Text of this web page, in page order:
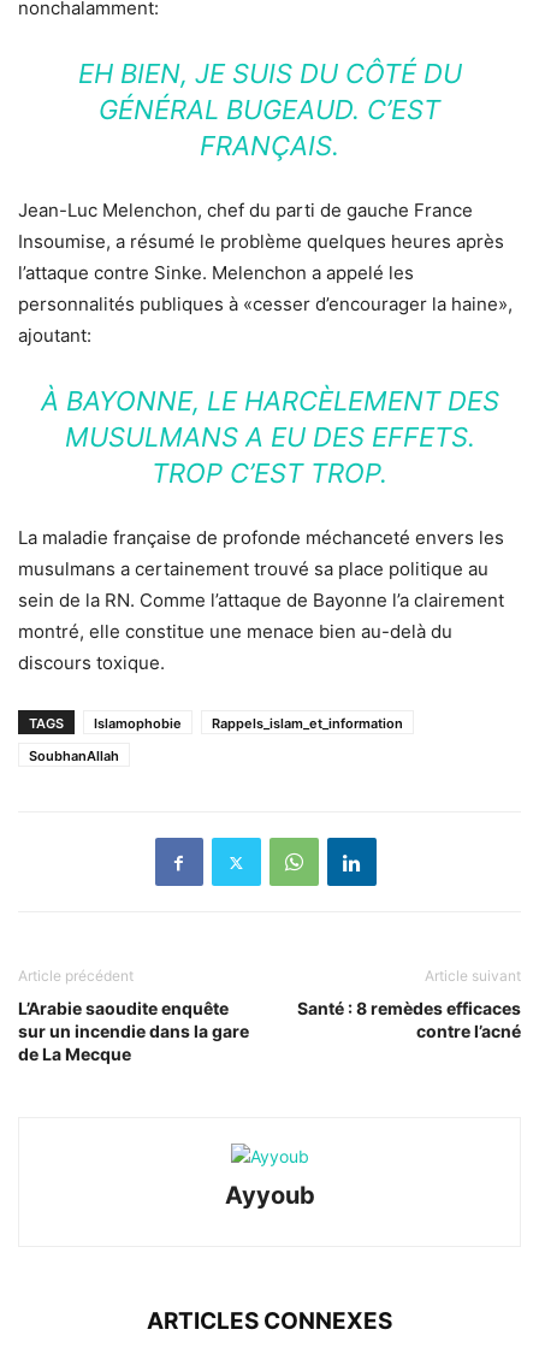
nonchalamment:
EH BIEN, JE SUIS DU CÔTÉ DU
GÉNÉRAL BUGEAUD. C’EST
FRANÇAIS.
Jean-Luc Melenchon, chef du parti de gauche France
Insoumise, a résumé le problème quelques heures après
l’attaque contre Sinke. Melenchon a appelé les
personnalités publiques à «cesser d’encourager la haine»,
ajoutant:
À BAYONNE, LE HARCÈLEMENT DES
MUSULMANS A EU DES EFFETS.
TROP C’EST TROP.
La maladie française de profonde méchanceté envers les
musulmans a certainement trouvé sa place politique au
sein de la RN. Comme l’attaque de Bayonne l’a clairement
montré, elle constitue une menace bien au-delà du
discours toxique.
TAGS Islamophobie
Rappels_islam_et_information
SoubhanAllah
Article précédent
L’Arabie saoudite enquête
sur un incendie dans la gare
de La Mecque
Article suivant
Santé : 8 remèdes efficaces
contre l’acné
Ayyoub
ARTICLES CONNEXES